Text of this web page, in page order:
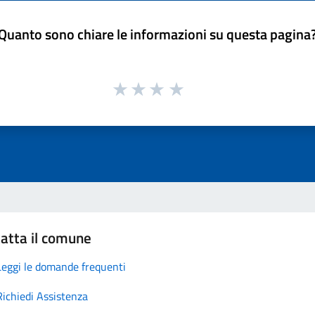
sono chiare le informazioni su questa
il comune
le domande frequenti
Assistenza